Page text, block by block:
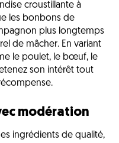
croustillante à
les bonbons de
plus longtemps
de mâcher. En variant
le poulet, le bœuf, le
son intérêt tout
modération
ingrédients de qualité,